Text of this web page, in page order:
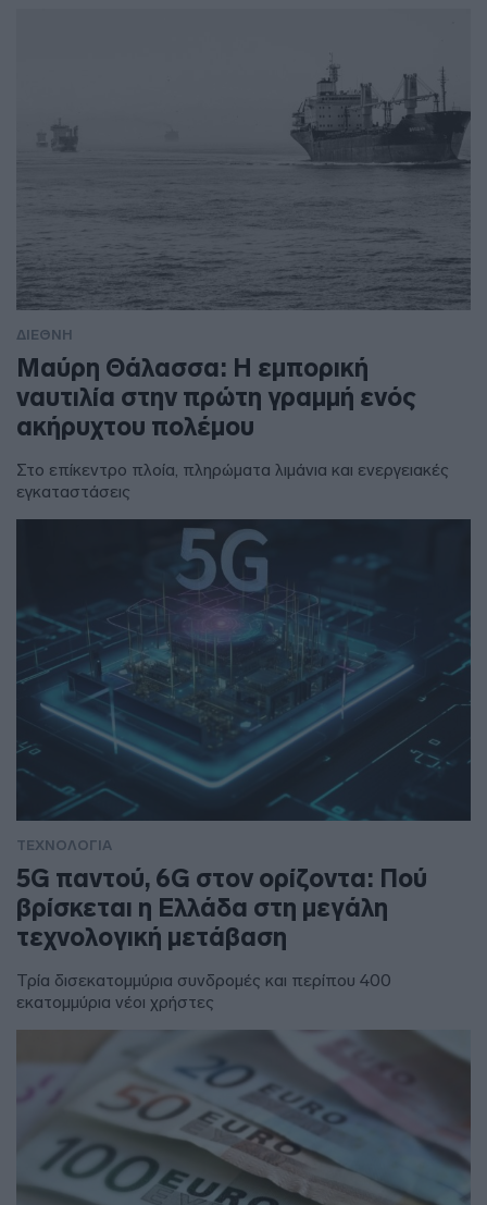
ΔΙΕΘΝΗ
Μαύρη Θάλασσα: Η εμπορική
ναυτιλία στην πρώτη γραμμή ενός
ακήρυχτου πολέμου
Στο επίκεντρο πλοία, πληρώματα λιμάνια και ενεργειακές
εγκαταστάσεις
ΤΕΧΝΟΛΟΓΙΑ
5G παντού, 6G στον ορίζοντα: Πού
βρίσκεται η Ελλάδα στη μεγάλη
τεχνολογική μετάβαση
Τρία δισεκατομμύρια συνδρομές και περίπου 400
εκατομμύρια νέοι χρήστες